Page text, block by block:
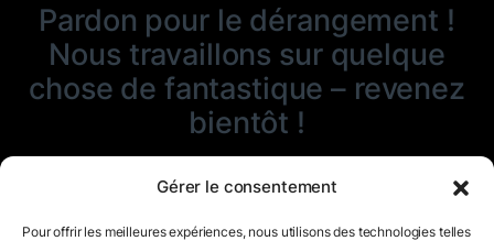
Gérer le consentement
Pour offrir les meilleures expériences, nous utilisons des technologies telles
Pardon pour le dérangement !
Nous travaillons sur quelque
chose de fantastique – revenez
bientôt !